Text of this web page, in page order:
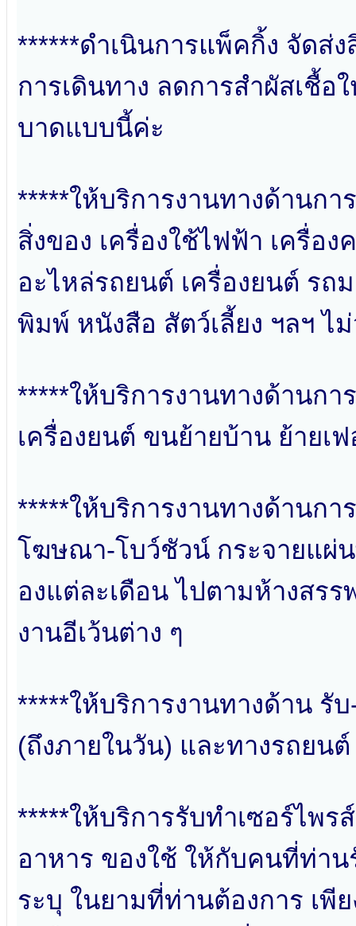
******ดำเนินการแพ็คกิ้ง จัดส่
การเดินทาง ลดการสำผัสเชื้
บาดแบบนี้ค่ะ
*****ให้บริการงานทางด้านก
สิ่งของ เครื่องใช้ไฟฟ้า เครื่อ
อะไหล่รถยนต์ เครื่องยนต์ รถ
พิมพ์ หนังสือ สัตว์เลี้ยง ฯลฯ ไ
*****ให้บริการงานทางด้านก
เครื่องยนต์ ขนย้ายบ้าน ย้ายเ
*****ให้บริการงานทางด้านก
โฆษณา-โบว์ชัวน์ กระจายแผ่
องแต่ละเดือน ไปตามห้างสร
งานอีเว้นต่าง ๆ
*****ให้บริการงานทางด้าน รั
(ถึงภายในวัน) และทางรถยน
*****ให้บริการรับทำเซอร์ไพ
อาหาร ของใช้ ให้กับคนที่ท่า
ระบุ ในยามที่ท่านต้องการ เพี